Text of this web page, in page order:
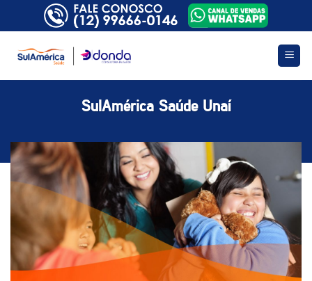
SulAmérica Saúde Unaí